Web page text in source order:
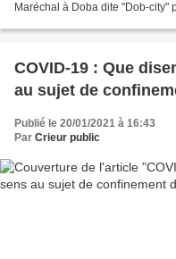
Maréchal à Doba dite "Dob-city"
COVID-19 : Que
au sujet de
Publié le 20/01/2021 à 16:43
Par Crieur public